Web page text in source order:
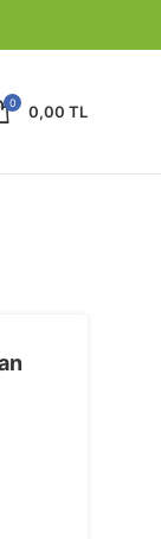
0 0,00 TL